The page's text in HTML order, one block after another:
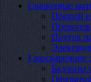
Сварочные
Припой
Пруток
Газосварочное
Баллоны